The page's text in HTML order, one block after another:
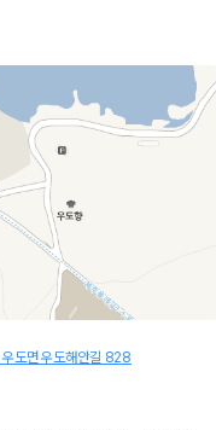
우도면 우도해안길 828